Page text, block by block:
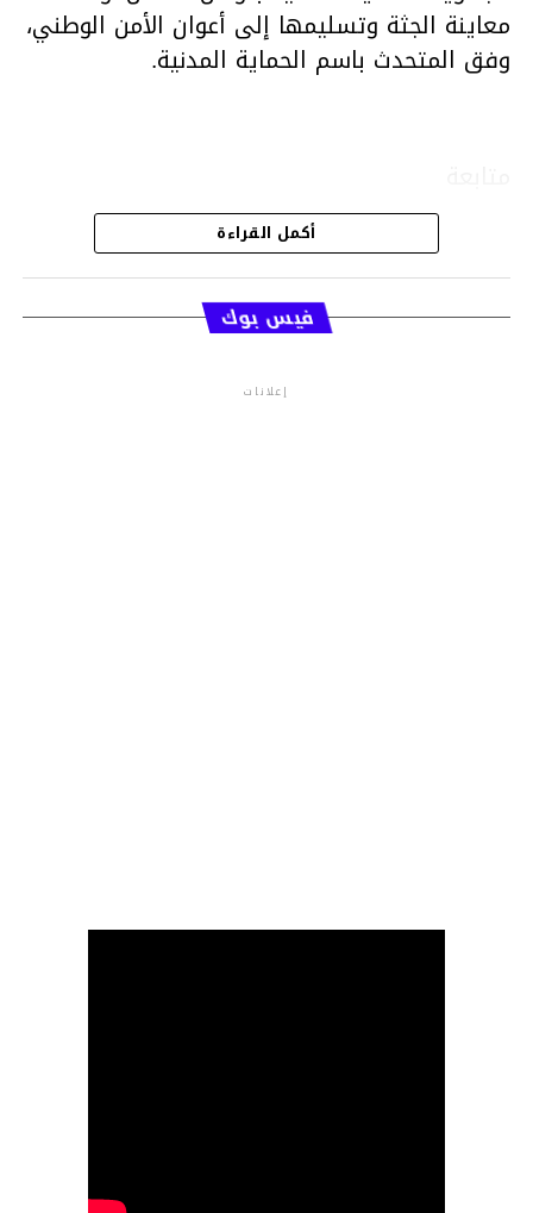
معاينة الجثة وتسليمها إلى أعوان الأمن الوطني،
وفق المتحدث باسم الحماية المدنية.
قسم الاخبار
أكمل القراءة
فيس بوك
إعلانات